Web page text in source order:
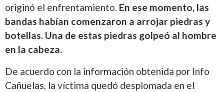
originó el enfrentamiento. En ese momento, las
bandas habían comenzaron a arrojar piedras y
botellas. Una de estas piedras golpeó al hombre
en la cabeza.
De acuerdo con la información obtenida por Info
Cañuelas, la víctima quedó desplomada en el